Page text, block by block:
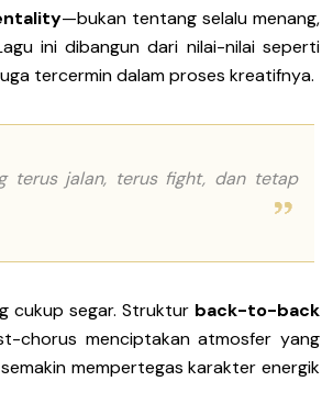
—bukan tentang selalu menang,
ini dibangun dari nilai-nilai seperti
tercermin dalam proses kreatifnya.
terus jalan, terus fight, dan tetap
cukup segar. Struktur back-to-back
chorus menciptakan atmosfer yang
mempertegas karakter energik